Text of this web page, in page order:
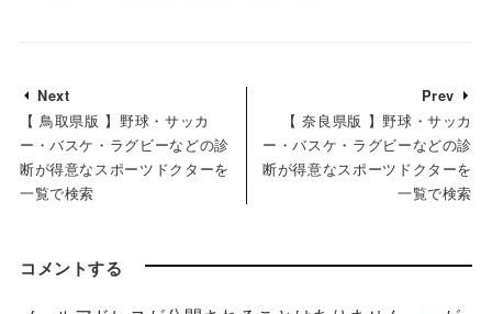
Next
【 鳥取県版 】野球・サッカ
ー・バスケ・ラグビーなどの診
断が得意なスポーツドクターを
一覧で検索
Prev
【 奈良県版 】野球・サッカ
ー・バスケ・ラグビーなどの診
断が得意なスポーツドクターを
一覧で検索
コメントする